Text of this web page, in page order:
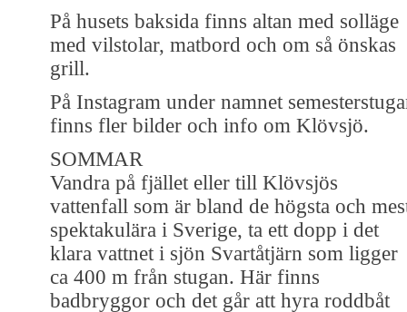
På husets baksida finns altan med solläge
med vilstolar, matbord och om så önskas
grill.
På Instagram under namnet
finns fler bilder och info om Klövsjö.
SOMMAR
Vandra på fjället eller till Klövsjös
vattenfall som är bland de högsta och
spektakulära i Sverige, ta ett dopp i det
klara vattnet i sjön Svartåtjärn som ligger
ca 400 m från stugan. Här finns
badbryggor och det går att hyra roddbåt